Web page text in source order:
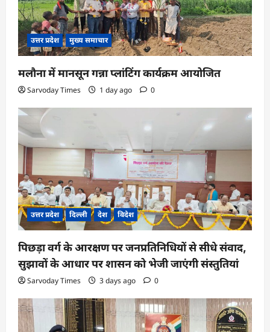
o
n
उत्तर प्रदेश मुख्य समाचार
मलौना में मानसून गन्ना प्लांटिंग कार्यक्रम आयोजित
Sarvoday Times 1 day ago 0
उत्तर प्रदेश दिल्ली देश विदेश
पिछड़ा वर्ग के आरक्षण पर जनप्रतिनिधियों से सीधे संवाद,
सुझावों के आधार पर शासन को भेजी जाएंगी संस्तुतियां
Sarvoday Times 3 days ago 0